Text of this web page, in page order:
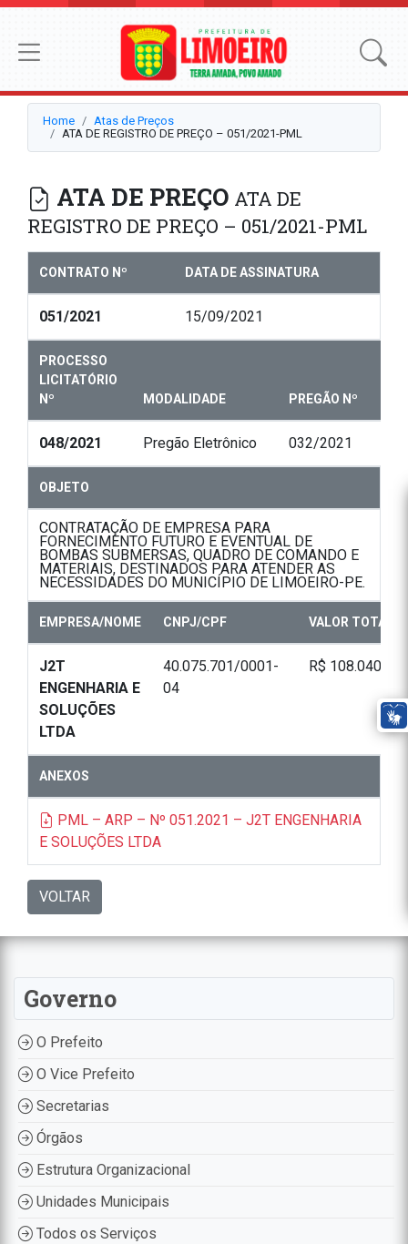
Home
Atas de Preços
ATA DE REGISTRO DE PREÇO – 051/2021-PML
ATA DE PREÇO ATA DE
REGISTRO DE PREÇO – 051/2021-PML
CONTRATO Nº DATA DE ASSINATURA
051/2021 15/09/2021
PROCESSO
LICITATÓRIO
Nº
MODALIDADE PREGÃO Nº
048/2021 Pregão Eletrônico 032/2021
OBJETO
CONTRATAÇÃO DE EMPRESA PARA
FORNECIMENTO FUTURO E EVENTUAL DE
BOMBAS SUBMERSAS, QUADRO DE COMANDO E
MATERIAIS, DESTINADOS PARA ATENDER AS
NECESSIDADES DO MUNICÍPIO DE LIMOEIRO-PE.
EMPRESA/NOME CNPJ/CPF VALOR TOTAL
J2T
ENGENHARIA E
SOLUÇÕES
LTDA
40.075.701/0001-
04
R$ 108.040,00
ANEXOS
PML – ARP – Nº 051.2021 – J2T ENGENHARIA
E SOLUÇÕES LTDA
VOLTAR
Governo
O Prefeito
O Vice Prefeito
Secretarias
Órgãos
Estrutura Organizacional
Unidades Municipais
Todos os Serviços